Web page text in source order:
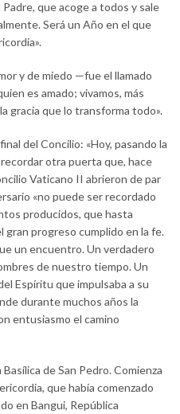
que acoge a todos y sale
Será un Año en el que
y de miedo —fue el llamado
es amado; vivamos, más
gracia que lo transforma todo».
del Concilio: «Hoy, pasando la
otra puerta que, hace
Vaticano II abrieron de par
«no puede ser recordado
producidos, que hasta
progreso cumplido en la fe.
un encuentro. Un verdadero
de nuestro tiempo. Un
Espíritu que impulsaba a su
durante muchos años la
entusiasmo el camino
de San Pedro. Comienza
que había comenzado
en Bangui, República